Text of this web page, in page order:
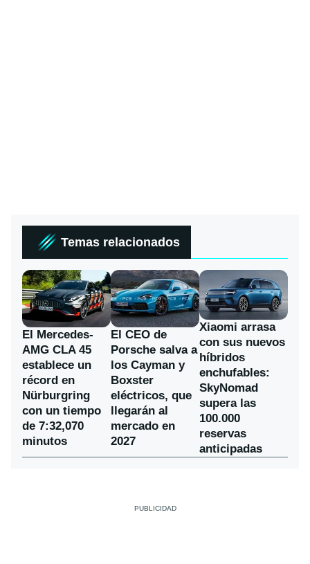
Temas relacionados
El Mercedes-
AMG CLA 45
establece un
récord en
Nürburgring
con un tiempo
de 7:32,070
minutos
El CEO de
Porsche salva a
los Cayman y
Boxster
eléctricos, que
llegarán al
mercado en
2027
Xiaomi arrasa
con sus nuevos
híbridos
enchufables:
SkyNomad
supera las
100.000
reservas
anticipadas